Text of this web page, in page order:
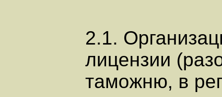
2.1.
лицензии
таможню, в